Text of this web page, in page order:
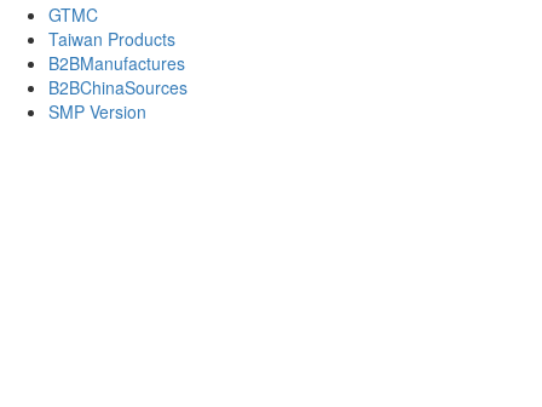
GTMC
Taiwan Products
B2BManufactures
B2BChinaSources
SMP Version